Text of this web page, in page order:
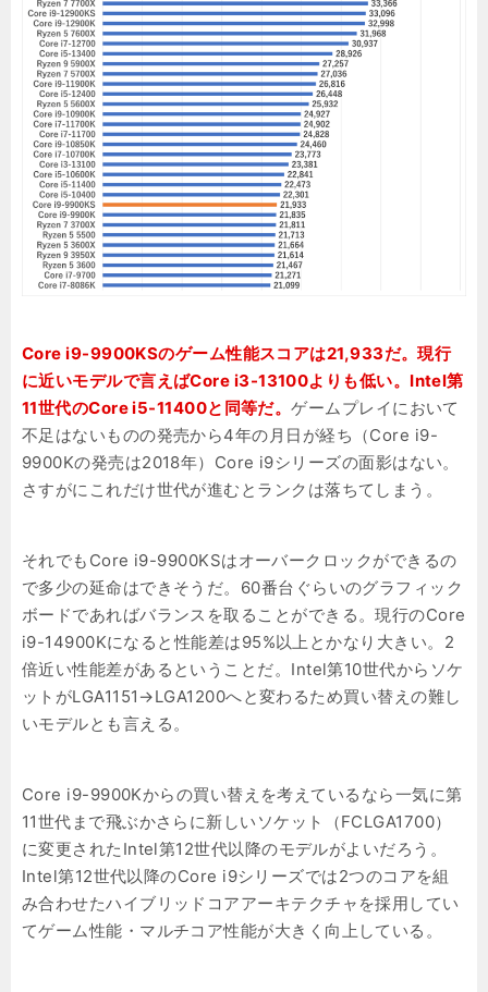
Core i9-9900KSのゲーム性能スコアは21,933だ。現行
に近いモデルで言えばCore i3-13100よりも低い。Intel第
11世代のCore i5-11400と同等だ。ゲームプレイにおいて
不足はないものの発売から4年の月日が経ち（Core i9-
9900Kの発売は2018年）Core i9シリーズの面影はない。
さすがにこれだけ世代が進むとランクは落ちてしまう。
それでもCore i9-9900KSはオーバークロックができるの
で多少の延命はできそうだ。60番台ぐらいのグラフィック
ボードであればバランスを取ることができる。現行のCore
i9-14900Kになると性能差は95%以上とかなり大きい。2
倍近い性能差があるということだ。Intel第10世代からソケ
ットがLGA1151→LGA1200へと変わるため買い替えの難し
いモデルとも言える。
Core i9-9900Kからの買い替えを考えているなら一気に第
11世代まで飛ぶかさらに新しいソケット（FCLGA1700）
に変更されたIntel第12世代以降のモデルがよいだろう。
Intel第12世代以降のCore i9シリーズでは2つのコアを組
み合わせたハイブリッドコアアーキテクチャを採用してい
てゲーム性能・マルチコア性能が大きく向上している。